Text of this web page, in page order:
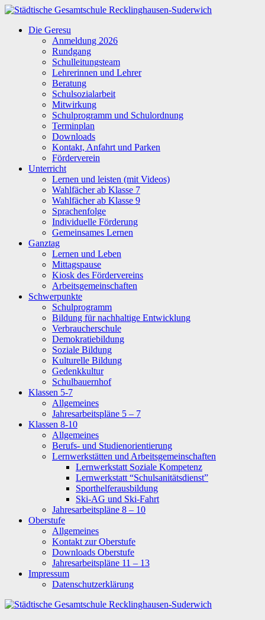
Zum
springen
Städtische
Gesamtschule
Recklinghausen-
Suderwich
Die Geresu
Anmeldung 2026
Rundgang
Schulleitungsteam
Lehrerinnen und Lehrer
Beratung
Schulsozialarbeit
Mitwirkung
Schulprogramm und Schulordnung
Terminplan
Downloads
Kontakt, Anfahrt und Parken
Förderverein
Unterricht
Lernen und leisten (mit Videos)
Wahlfächer ab Klasse 7
Wahlfächer ab Klasse 9
Sprachenfolge
Individuelle Förderung
Gemeinsames Lernen
Ganztag
Lernen und Leben
Mittagspause
Kiosk des Fördervereins
Arbeitsgemeinschaften
Schwerpunkte
Schulprogramm
Bildung für nachhaltige Entwicklung
Verbraucherschule
Demokratiebildung
Soziale Bildung
Kulturelle Bildung
Gedenkkultur
Schulbauernhof
Klassen 5-7
Allgemeines
Jahresarbeitspläne 5 – 7
Klassen 8-10
Allgemeines
Berufs- und Studienorientierung
Lernwerkstätten und Arbeitsgemeinschaften
Lernwerkstatt Soziale Kompetenz
Lernwerkstatt “Schulsanitätsdienst”
Sporthelferausbildung
Ski-AG und Ski-Fahrt
Jahresarbeitspläne 8 – 10
Oberstufe
Allgemeines
Kontakt zur Oberstufe
Downloads Oberstufe
Jahresarbeitspläne 11 – 13
Impressum
Datenschutzerklärung